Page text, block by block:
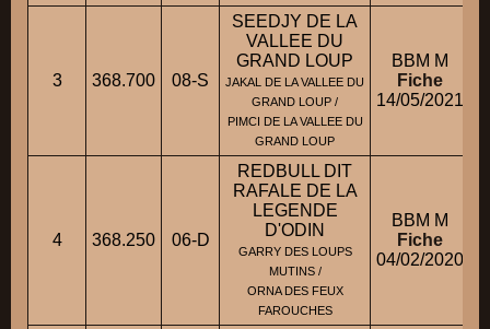
3 368.700 08-S
SEEDJY DE LA
VALLEE DU
GRAND LOUP
JAKAL DE LA VALLEE DU
GRAND LOUP /
PIMCI DE LA VALLEE DU
GRAND LOUP
BBM M
Fiche
14/05/2021
4 368.250 06-D
REDBULL DIT
RAFALE DE LA
LEGENDE
D'ODIN
GARRY DES LOUPS
MUTINS /
ORNA DES FEUX
FAROUCHES
BBM M
Fiche
04/02/2020